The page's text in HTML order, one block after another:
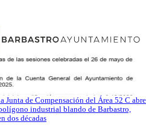
de Compensación del Área 52 C abre
industrial blando de Barbastro,
dos décadas